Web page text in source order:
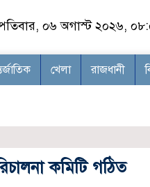
০৬ অগাস্ট ২০২৬,
খেলা রাজধানী
কমিটি গঠিত